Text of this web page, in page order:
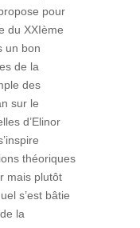
pour
du XXIème
un bon
de la
des
sur le
d’Elinor
théoriques
mais plutôt
s’est bâtie
la